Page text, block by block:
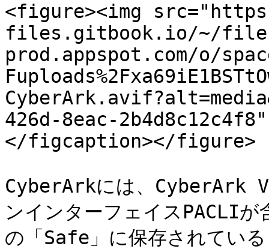
<figure><img
files.gitbook.io/~/
prod.appspot.com/o/
426d-8eac-
</figcaption></figure>
Cyber​​Arkには、Cyber​​Ark
ンインターフェイスPACLI
の「Safe」に保存されてい